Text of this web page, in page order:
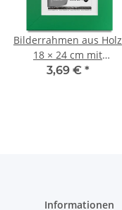
Bilderrahmen aus Holz
18 × 24 cm mit
Glasscheibe,
3,69 € *
Informationen